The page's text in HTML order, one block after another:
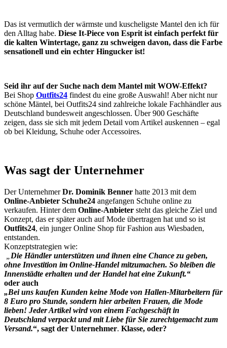
Das ist vermutlich der wärmste und kuscheligste Mantel den ich für
den Alltag habe. Diese It-Piece von Esprit ist einfach perfekt für
die kalten Wintertage, ganz zu schweigen davon, dass die Farbe
sensationell und ein echter Hingucker ist!
Seid ihr auf der Suche nach dem Mantel mit WOW-Effekt?
Bei Shop Outfits24 findest du eine große Auswahl! Aber nicht nur
schöne Mäntel, bei Outfits24 sind zahlreiche lokale Fachhändler aus
Deutschland bundesweit angeschlossen. Über 900 Geschäfte
zeigen, dass sie sich mit jedem Detail vom Artikel auskennen – egal
ob bei Kleidung, Schuhe oder Accessoires.
Was sagt der Unternehmer
Der UnternehmerDr. Dominik Benner hatte 2013 mit dem
Online-Anbieter Schuhe24 angefangen Schuhe online zu
verkaufen. Hinter dem Online-Anbieter steht das gleiche Ziel und
Konzept, das er später auch auf Mode übertragen hat und so ist
Outfits24, ein junger Online Shop für Fashion aus Wiesbaden,
entstanden.
Konzeptstrategien wie:
Die Händler unterstützen und ihnen eine Chance zu geben,
ohne Investition im Online-Handel mitzumachen. So bleiben die
Innenstädte erhalten und der Handel hat eine Zukunft.“
oder auch
„Bei uns kaufen Kunden keine Mode von Hallen-Mitarbeitern für
8 Euro pro Stunde, sondern hier arbeiten Frauen, die Mode
lieben! Jeder Artikel wird von einem Fachgeschäft in
Deutschland verpackt und mit Liebe für Sie zurechtgemacht zum
Versand.“, sagt der Unternehmer. Klasse, oder?